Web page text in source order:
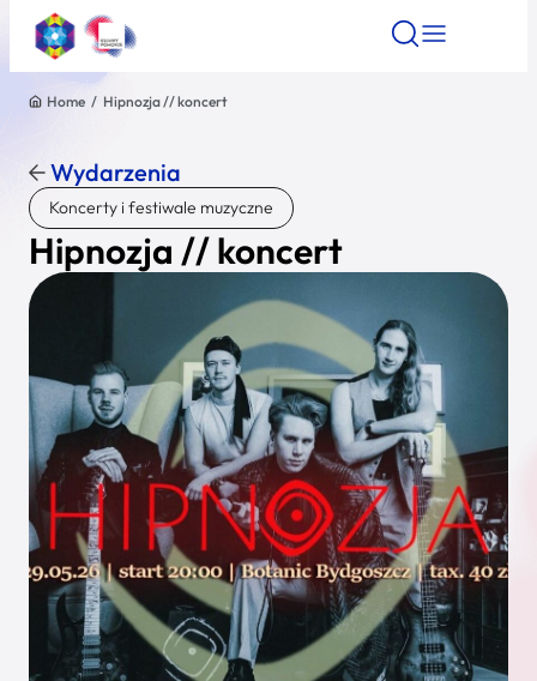
Znajdź atrakcję
Nazwa atrakcji
Miasto
Wyszukaj
Home / Hipnozja // koncert
Wydarzenia
Koncerty i festiwale muzyczne
Hipnozja // koncert